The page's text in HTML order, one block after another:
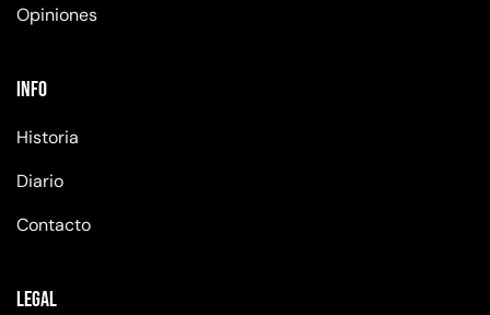
Opiniones
Info
Historia
Diario
Contacto
Legal